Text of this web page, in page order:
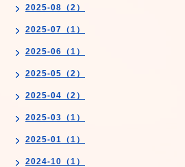
2025-08（2）
2025-07（1）
2025-06（1）
2025-05（2）
2025-04（2）
2025-03（1）
2025-01（1）
2024-10（1）